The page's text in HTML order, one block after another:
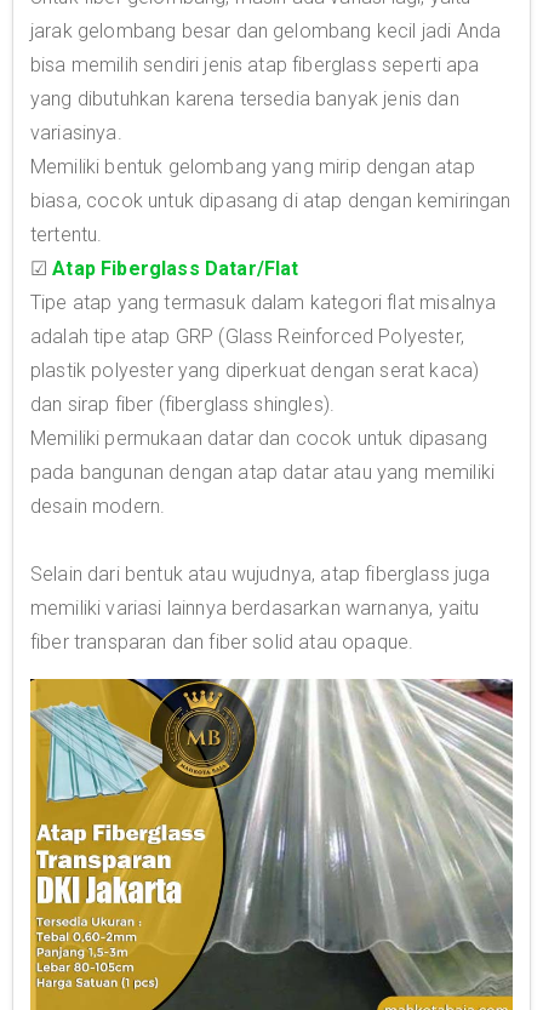
jarak gelombang besar dan gelombang kecil jadi Anda
bisa memilih sendiri jenis atap fiberglass seperti apa
yang dibutuhkan karena tersedia banyak jenis dan
variasinya.
Memiliki bentuk gelombang yang mirip dengan atap
biasa, cocok untuk dipasang di atap dengan kemiringan
tertentu.
☑Atap Fiberglass Datar/Flat
Tipe atap yang termasuk dalam kategori flat misalnya
adalah tipe atap GRP (Glass Reinforced Polyester,
plastik polyester yang diperkuat dengan serat kaca)
dan sirap fiber (fiberglass shingles).
Memiliki permukaan datar dan cocok untuk dipasang
pada bangunan dengan atap datar atau yang memiliki
desain modern.
Selain dari bentuk atau wujudnya, atap fiberglass juga
memiliki variasi lainnya berdasarkan warnanya, yaitu
fiber transparan dan fiber solid atau opaque.